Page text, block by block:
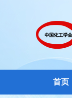
首页